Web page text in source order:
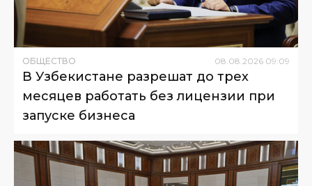
ОБЩЕСТВО 08 08 2026 09:09
В Узбекистане разрешат до трех
месяцев работать без лицензии при
запуске бизнеса